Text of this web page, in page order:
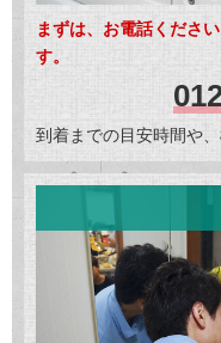
まずは、お電話くださ
す。
到着までの目安時間や